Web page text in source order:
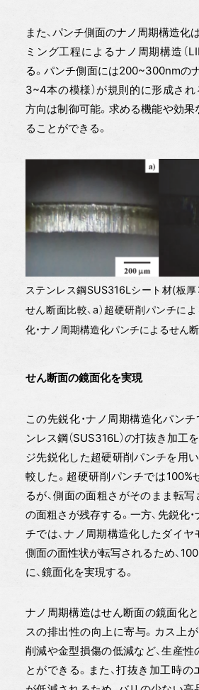
また、パンチ側面のナノ周期構造化
ミング工程によるナノ周期構造（
る。パンチ側面には200~300nmの
3~4本の模様）が規則的に形成さ
方向は制御可能。求める機能や効
ることができる。
ステンレス鋼SUS316Lシート材(板厚
せん断面比較、a）超硬研削パンチに
化・ナノ周期構造化パンチによるせん
せん断面の鏡面化を実現
この先鋭化・ナノ周期構造化パンチ
ンレス鋼（SUS316L）の打抜き加工
ジ先鋭化した超硬研削パンチを用
較した。超硬研削パンチでは100%
るが、側面の面粗さがそのまま転
の面粗さが残存する。一方、先鋭化
チでは、ナノ周期構造化したダイ
側面の面性状が転写されるため、
に、鏡面化を実現する。
ナノ周期構造はせん断面の鏡面化
スの排出性の向上に寄与。カス上
削減や金型損傷の低減など、生産性
とができる。また、打抜き加工時